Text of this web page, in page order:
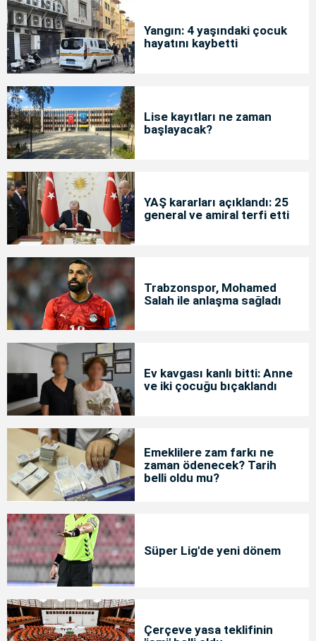
Yangın: 4 yaşındaki çocuk
hayatını kaybetti
Lise kayıtları ne zaman
başlayacak?
YAŞ kararları açıklandı: 25
general ve amiral terfi etti
Trabzonspor, Mohamed
Salah ile anlaşma sağladı
Ev kavgası kanlı bitti: Anne
ve iki çocuğu bıçaklandı
Emeklilere zam farkı ne
zaman ödenecek? Tarih
belli oldu mu?
Süper Lig'de yeni dönem
Çerçeve yasa teklifinin